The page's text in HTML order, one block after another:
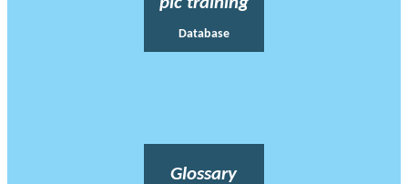
Database
Glossary